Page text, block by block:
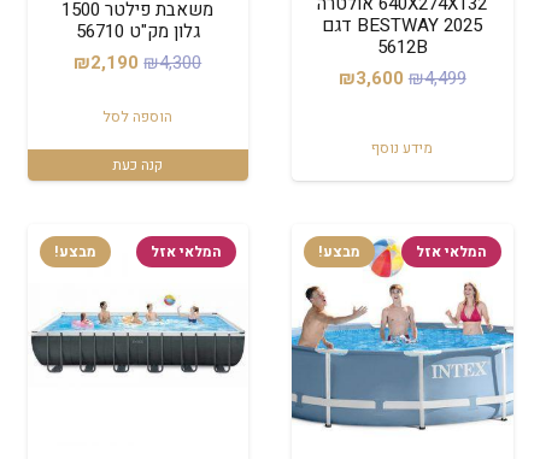
BESTWAY 2025 דגם
5612B
₪4,499
המחיר
היה:
₪3,600
מידע נוסף
משאבת פילטר 1500
גלון מק"ט 56710
₪4,300
המחיר
היה:
₪4,300.
₪2,190
המחיר
₪2,190.
הוספה לסל
קנה כעת
מבצע! המלאי אזל מבצע! המלאי אזל